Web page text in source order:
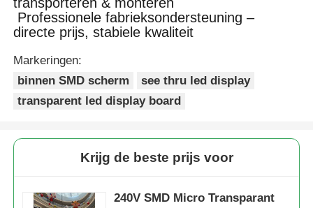
Professionele fabrieksondersteuning –
directe prijs, stabiele kwaliteit
Markeringen:
binnen SMD scherm
see thru led display
transparent led display board
Krijg de beste prijs voor
240V SMD Micro Transparant